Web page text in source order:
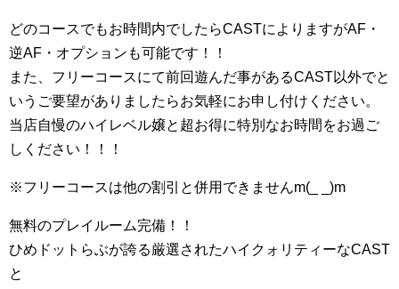
どのコースでもお時間内でしたらCASTによりますがAF・
逆AF・オプションも可能です！！
また、フリーコースにて前回遊んだ事があるCAST以外でと
いうご要望がありましたらお気軽にお申し付けください。
当店自慢のハイレベル嬢と超お得に特別なお時間をお過ご
しください！！！
※フリーコースは他の割引と併用できませんm(_ _)m
無料のプレイルーム完備！！
ひめドットらぶが誇る厳選されたハイクォリティーなCAST
と